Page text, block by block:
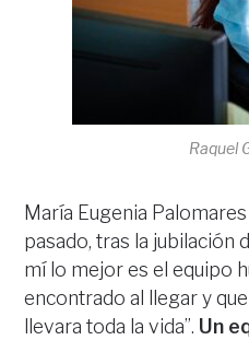
Raquel
María Eugenia
pasado, tras la jubilación
mí lo mejor es el equipo
encontrado al llegar y
llevara toda la vida”. Un